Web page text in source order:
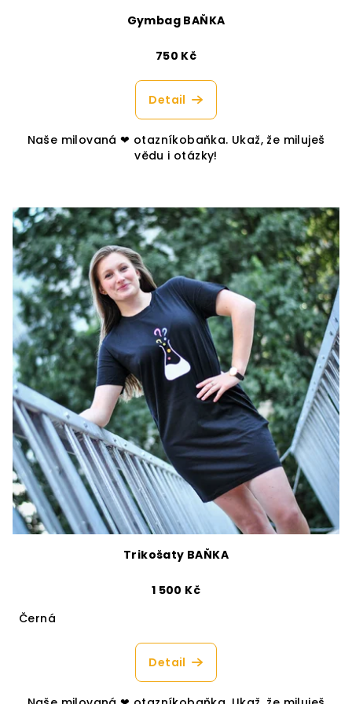
Gymbag BAŇKA
750 Kč
Detail
Naše milovaná ❤︎ otazníkobaňka. Ukaž, že miluješ
vědu i otázky!
Trikošaty BAŇKA
1 500 Kč
Černá
Detail